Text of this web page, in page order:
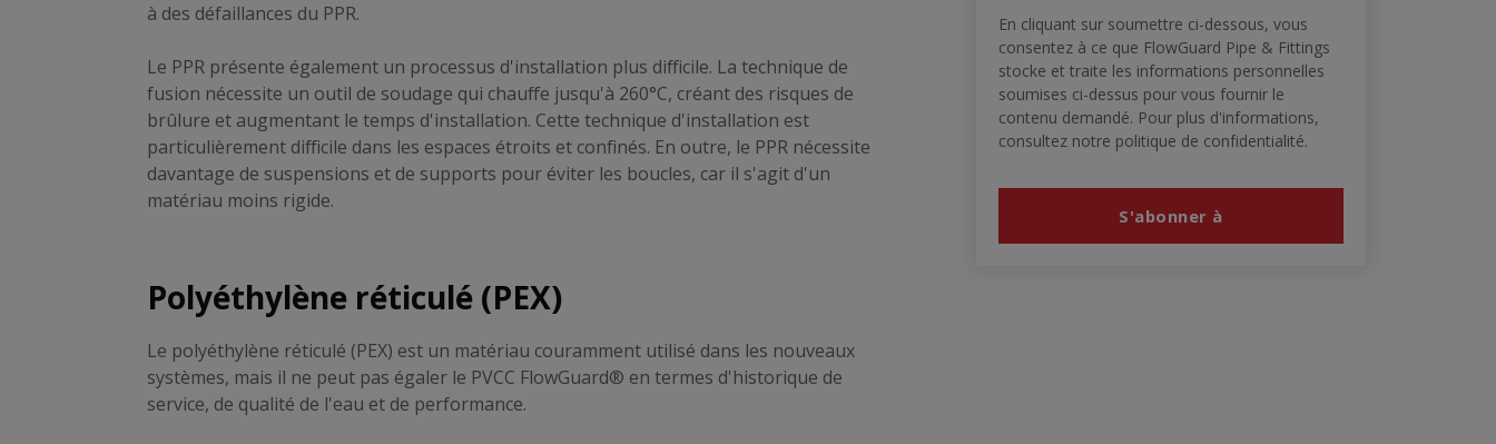
à des défaillances du PPR.
Le PPR présente également un processus d'installation plus difficile. La technique de
fusion nécessite un outil de soudage qui chauffe jusqu'à 260°C, créant des risques de
brûlure et augmentant le temps d'installation. Cette technique d'installation est
particulièrement difficile dans les espaces étroits et confinés. En outre, le PPR nécessite
davantage de suspensions et de supports pour éviter les boucles, car il s'agit d'un
matériau moins rigide.
Polyéthylène réticulé (PEX)
Le polyéthylène réticulé (PEX) est un matériau couramment utilisé dans les nouveaux
systèmes, mais il ne peut pas égaler le PVCC FlowGuard® en termes d'historique de
service, de qualité de l'eau et de performance.
En cliquant sur soumettre ci-dessous, vous
consentez à ce que FlowGuard Pipe & Fittings
stocke et traite les informations personnelles
soumises ci-dessus pour vous fournir le
contenu demandé. Pour plus d'informations,
consultez notre politique de confidentialité.